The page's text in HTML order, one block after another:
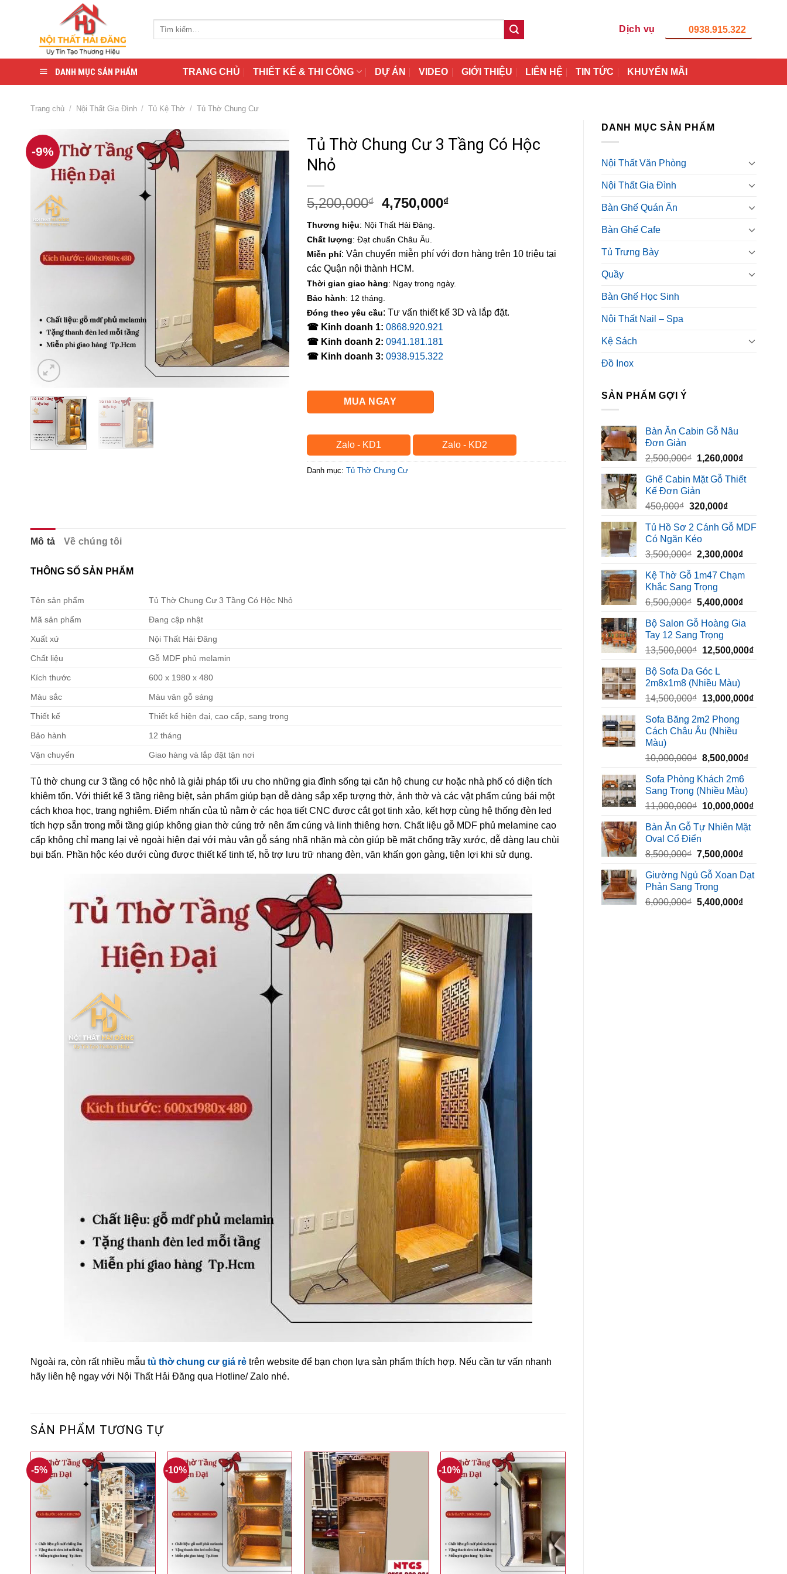
Dịch vụ 0938.915.322
DANH MỤC SẢN PHẨM TRANG CHỦ THIẾT KẾ & THI CÔNG DỰ ÁN VIDEO GIỚI THIỆU LIÊN HỆ TIN TỨC KHUYẾN MÃI
Trang chủ / Nội Thất Gia Đình / Tủ Kệ Thờ / Tủ Thờ Chung Cư
DANH MỤC SẢN PHẨM
Nội Thất Văn Phòng
Nội Thất Gia Đình
Bàn Ghế Quán Ăn
Bàn Ghế Cafe
Tủ Trưng Bày
Quầy
Bàn Ghế Học Sinh
Nội Thất Nail – Spa
Kệ Sách
Đồ Inox
SẢN PHẨM GỢI Ý
Bàn Ăn Cabin Gỗ Nâu
Đơn Giản
2,500,000₫ Giá
là:
2,500,000₫.
1,260,000₫Giá
tại
Ghế Cabin Mặt Gỗ Thiết
Kế Đơn Giản
450,000₫ Giá
là:
450,000₫.
320,000₫Giá
tại
320,000₫.
Tủ Hồ Sơ 2 Cánh Gỗ MDF
Có Ngăn Kéo
3,500,000₫ Giá
là:
3,500,000₫.
2,300,000₫Giá
tại
Kệ Thờ Gỗ 1m47 Chạm
Khắc Sang Trọng
6,500,000₫ Giá
là:
6,500,000₫.
5,400,000₫Giá
tại
Bộ Salon Gỗ Hoàng Gia
Tay 12 Sang Trọng
13,500,000₫ Giá
là:
13,500,000₫.
12,500,000₫Giá
Bộ Sofa Da Góc L
2m8x1m8 (Nhiều Màu)
14,500,000₫ Giá
là:
14,500,000₫.
13,000,000₫Giá
Sofa Băng 2m2 Phong
Cách Châu Âu (Nhiều
Màu)
10,000,000₫ Giá
là:
10,000,000₫.
8,500,000₫Giá
là:
Sofa Phòng Khách 2m6
Sang Trọng (Nhiều Màu)
11,000,000₫ Giá
là:
10,000,000₫Giá
Bàn Ăn Gỗ Tự Nhiên Mặt
Oval Cổ Điển
8,500,000₫ Giá
là:
8,500,000₫.
7,500,000₫Giá
tại
Giường Ngủ Gỗ Xoan Dạt
Phản Sang Trọng
6,000,000₫ Giá
5,400,000₫Giá
-9%
Tủ Thờ Chung Cư 3 Tầng Có Hộc
Nhỏ
5,200,000₫
Giá
là:
5,200,000₫.
4,750,000₫Giá
4,750,000₫.
Thương hiệu: Nội Thất Hải Đăng.
Chất lượng: Đạt chuẩn Châu Âu.
Miễn phí: Vận chuyển miễn phí với đơn hàng trên 10 triệu tại
các Quận nội thành HCM.
Thời gian giao hàng: Ngay trong ngày.
Bảo hành: 12 tháng.
Đóng theo yêu cầu: Tư vấn thiết kế 3D và lắp đặt.
☎ Kinh doanh 1: 0868.920.921
☎ Kinh doanh 2: 0941.181.181
☎ Kinh doanh 3: 0938.915.322
MUA NGAY
Zalo - KD1 Zalo - KD2
Danh mục: Tủ Thờ Chung Cư
Mô tả Về chúng tôi
THÔNG SỐ SẢN PHẨM
Tên sản phẩm Tủ Thờ Chung Cư 3 Tầng Có Hộc Nhỏ
Mã sản phẩm Đang cập nhật
Xuất xứ Nội Thất Hải Đăng
Chất liệu Gỗ MDF phủ melamin
Kích thước 600 x 1980 x 480
Màu sắc Màu vân gỗ sáng
Thiết kế Thiết kế hiện đại, cao cấp, sang trọng
Bảo hành 12 tháng
Vận chuyển Giao hàng và lắp đặt tận nơi
Tủ thờ chung cư 3 tầng có hộc nhỏ là giải pháp tối ưu cho những gia đình sống tại căn hộ chung cư hoặc nhà phố có diện tích
khiêm tốn. Với thiết kế 3 tầng riêng biệt, sản phẩm giúp bạn dễ dàng sắp xếp tượng thờ, ảnh thờ và các vật phẩm cúng bái một
cách khoa học, trang nghiêm. Điểm nhấn của tủ nằm ở các họa tiết CNC được cắt gọt tinh xảo, kết hợp cùng hệ thống đèn led
tích hợp sẵn trong mỗi tầng giúp không gian thờ cúng trở nên ấm cúng và linh thiêng hơn. Chất liệu gỗ MDF phủ melamine cao
cấp không chỉ mang lại vẻ ngoài hiện đại với màu vân gỗ sáng nhã nhặn mà còn giúp bề mặt chống trầy xước, dễ dàng lau chùi
bụi bẩn. Phần hộc kéo dưới cùng được thiết kế tinh tế, hỗ trợ lưu trữ nhang đèn, văn khấn gọn gàng, tiện lợi khi sử dụng.
Ngoài ra, còn rất nhiều mẫu tủ thờ chung cư giá rẻ trên website để bạn chọn lựa sản phẩm thích hợp. Nếu cần tư vấn nhanh
hãy liên hệ ngay với Nội Thất Hải Đăng qua Hotline/ Zalo nhé.
SẢN PHẨM TƯƠNG TỰ
-5% -10% -10%